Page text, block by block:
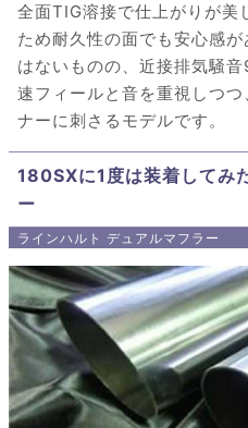
全面TIG溶接で仕上がりが美
ため耐久性の面でも安心感
はないものの、近接排気騒
速フィールと音を重視しつ
ナーに刺さるモデルです。
180SXに1度は装着してみ
ー
ラインハルト デュアルマフラー